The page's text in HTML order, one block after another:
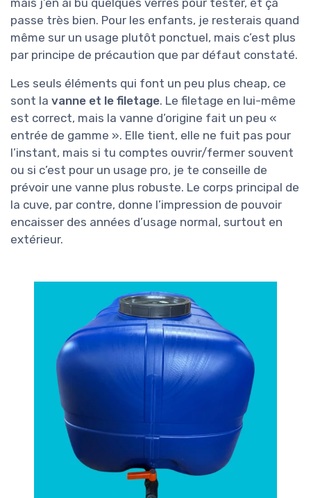
mais j’en ai bu quelques verres pour tester, et ça
passe très bien. Pour les enfants, je resterais quand
même sur un usage plutôt ponctuel, mais c’est plus
par principe de précaution que par défaut constaté.
Les seuls éléments qui font un peu plus cheap, ce
sont la vanne et le filetage. Le filetage en lui-même
est correct, mais la vanne d’origine fait un peu «
entrée de gamme ». Elle tient, elle ne fuit pas pour
l’instant, mais si tu comptes ouvrir/fermer souvent
ou si c’est pour un usage pro, je te conseille de
prévoir une vanne plus robuste. Le corps principal de
la cuve, par contre, donne l’impression de pouvoir
encaisser des années d’usage normal, surtout en
extérieur.